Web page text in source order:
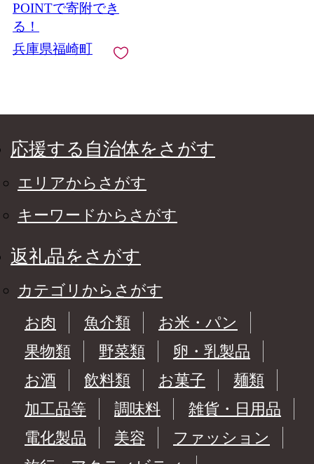
POINTで寄附でき
る！
兵庫県福崎町
応援する自治体をさがす
エリアからさがす
キーワードからさがす
返礼品をさがす
カテゴリからさがす
お肉
魚介類
お米・パン
果物類
野菜類
卵・乳製品
お酒
飲料類 お菓子
麺類
加工品等
調味料
雑貨・日用品
電化製品
美容
ファッション